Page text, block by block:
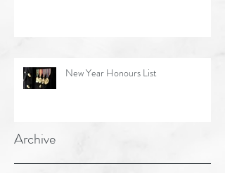
New Year Honours List
Archive